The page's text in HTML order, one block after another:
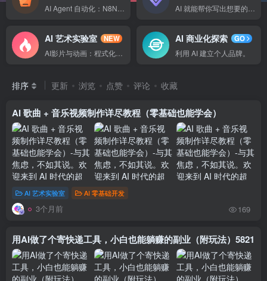
AI 艺术实验室
NEW
AI 商业化探索
GO
利用 AI 建立个人品牌。
排序 更新 浏览 点赞 评论 收藏
AI 歌曲 + 音乐视频制作详尽教程（零基础也能学会）
AI 艺术实验室 AI 零基础开发
3个月前 169
用AI做了个寄快递工具，小白也能躺赚的副业（附玩法）5821